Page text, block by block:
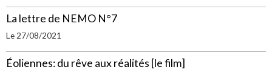
La lettre de NEMO N°7
Le 27/08/2021
Éoliennes: du rêve aux réalités [le film]